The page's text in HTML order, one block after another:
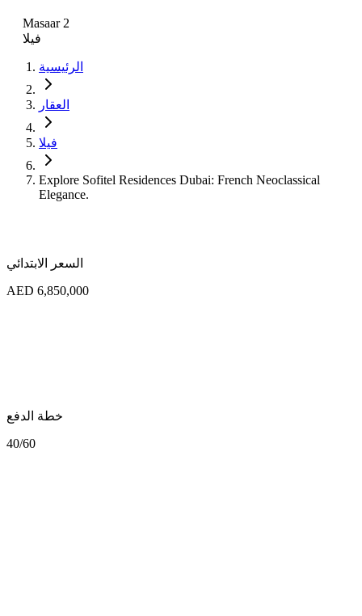
Masaar 2
فيلا
الرئيسية
العقار
فيلا
Explore Sofitel Residences Dubai: French Neoclassical
Elegance.
السعر الابتدائي
AED 6,850,000
خطة الدفع
40/60